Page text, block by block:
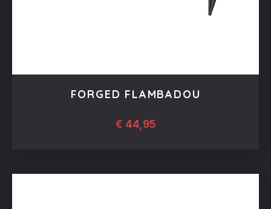
FORGED FLAMBADOU
€ 44,95